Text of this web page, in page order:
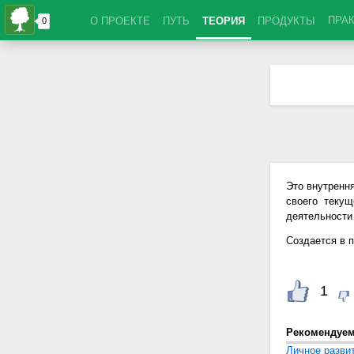
О ПРОЕКТЕ ПУТЬ ТЕОРИЯ ПРОДУКТЫ
Это
своего
Создается в
1
Личное